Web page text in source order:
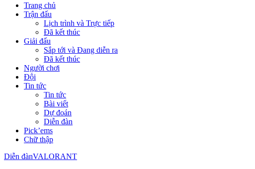
Trang chủ
Trận đấu
Lịch trình và Trực tiếp
Đã kết thúc
Giải đấu
Sắp tới và Đang diễn ra
Đã kết thúc
Người chơi
Đội
Tin tức
Tin tức
Bài viết
Dự đoán
Diễn đàn
Pick’ems
Chữ thập
Diễn đànVALORANT